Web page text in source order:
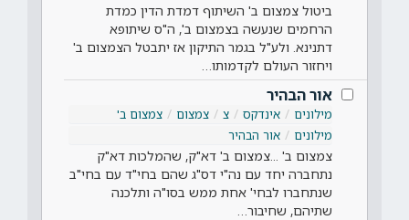
ביטול צמצום ב' השיתוף דמדת הדין כמדת
הרחמים שנעשה בצמצום ב', ה"ס שיתופא
דתנינא. ולע"ל בגמר התיקון אז יתבטל הצמצום ב'
ויחזור העולם לקדמותו…
אור הבהיר
מילונים אינדקס צ צמצום
צמצום ב'
מילונים
אור הבהיר
צמצום ב' ...צמצום ב' דא"ק, שהמלכות דא"ק
נתחברה יחד עם נה"י דס"ג שהם בחי"ד עם בחי"ב
שנתחברו לבחי' אחת ממש בסו"ה ותלכנה
שתיהם, שחיבור…